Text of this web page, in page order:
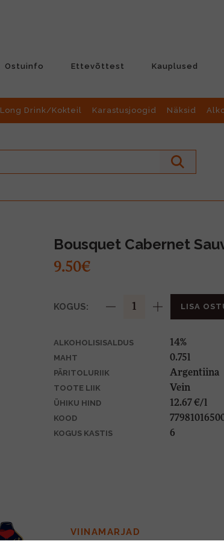
Ostuinfo Ettevõttest Kauplused
Long Drink/Kokteil Karastusjoogid Näksid
Bousquet Cabernet
9.50€
KOGUS: LISA
ALKOHOLISISALDUS 14%
MAHT 0.75l
PÄRITOLURIIK Argentiina
TOOTE LIIK Vein
ÜHIKU HIND 12.67 €/l
KOOD
KOGUS KASTIS 6
VIINAMARJAD